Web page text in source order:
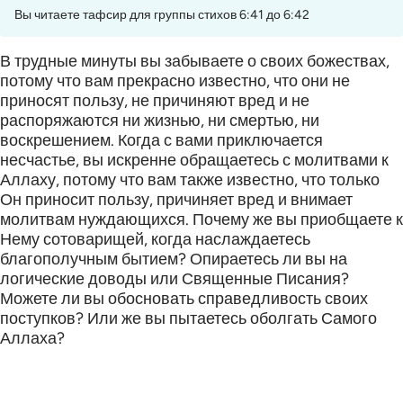
Вы читаете тафсир для группы стихов 6:41 до 6:42
В трудные минуты вы забываете о своих божествах,
потому что вам прекрасно известно, что они не
приносят пользу, не причиняют вред и не
распоряжаются ни жизнью, ни смертью, ни
воскрешением. Когда с вами приключается
несчастье, вы искренне обращаетесь с молитвами к
Аллаху, потому что вам также известно, что только
Он приносит пользу, причиняет вред и внимает
молитвам нуждающихся. Почему же вы приобщаете к
Нему сотоварищей, когда наслаждаетесь
благополучным бытием? Опираетесь ли вы на
логические доводы или Священные Писания?
Можете ли вы обосновать справедливость своих
поступков? Или же вы пытаетесь оболгать Самого
Аллаха?